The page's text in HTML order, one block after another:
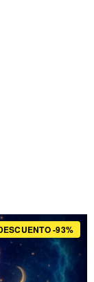
-93%